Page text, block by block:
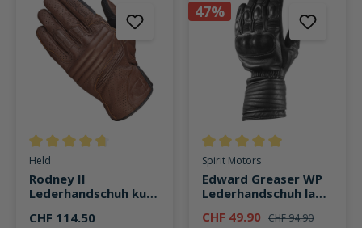
Durchschnittliche Bewertung von 4.7 von 5 Sternen
Held
Rodney II
Lederhandschuh kurz
CHF 114.50
47%
Durchschnittliche Bewertung
Spirit Motors
Edward Greaser WP
Lederhandschuh lang
CHF 49.90 CHF 94.90